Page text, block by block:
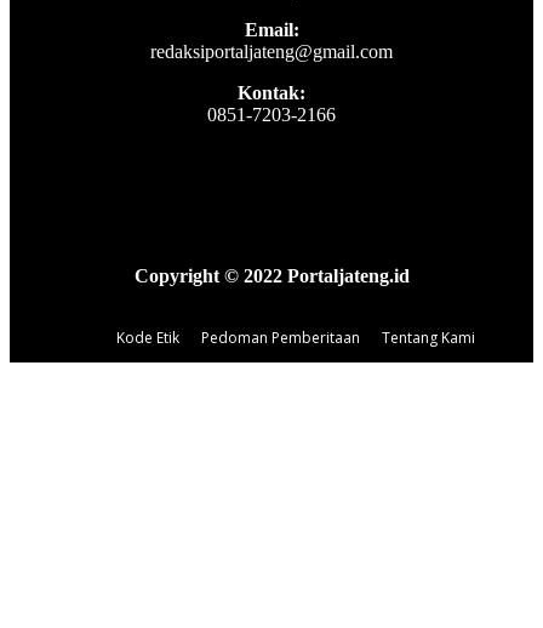
Email:
redaksiportaljateng@gmail.com
Kontak:
0851-7203-2166
Copyright © 2022 Portaljateng.id
Kode Etik Pedoman Pemberitaan Tentang Kami